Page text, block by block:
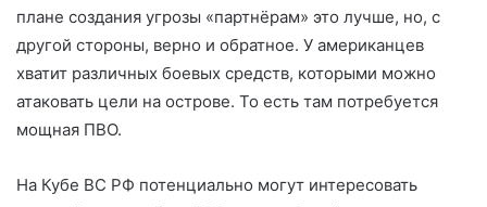
плане создания угрозы «партнёрам» это лучше, но, с
другой стороны, верно и обратное. У американцев
хватит различных боевых средств, которыми можно
атаковать цели на острове. То есть там потребуется
мощная ПВО.
На Кубе ВС РФ потенциально могут интересовать